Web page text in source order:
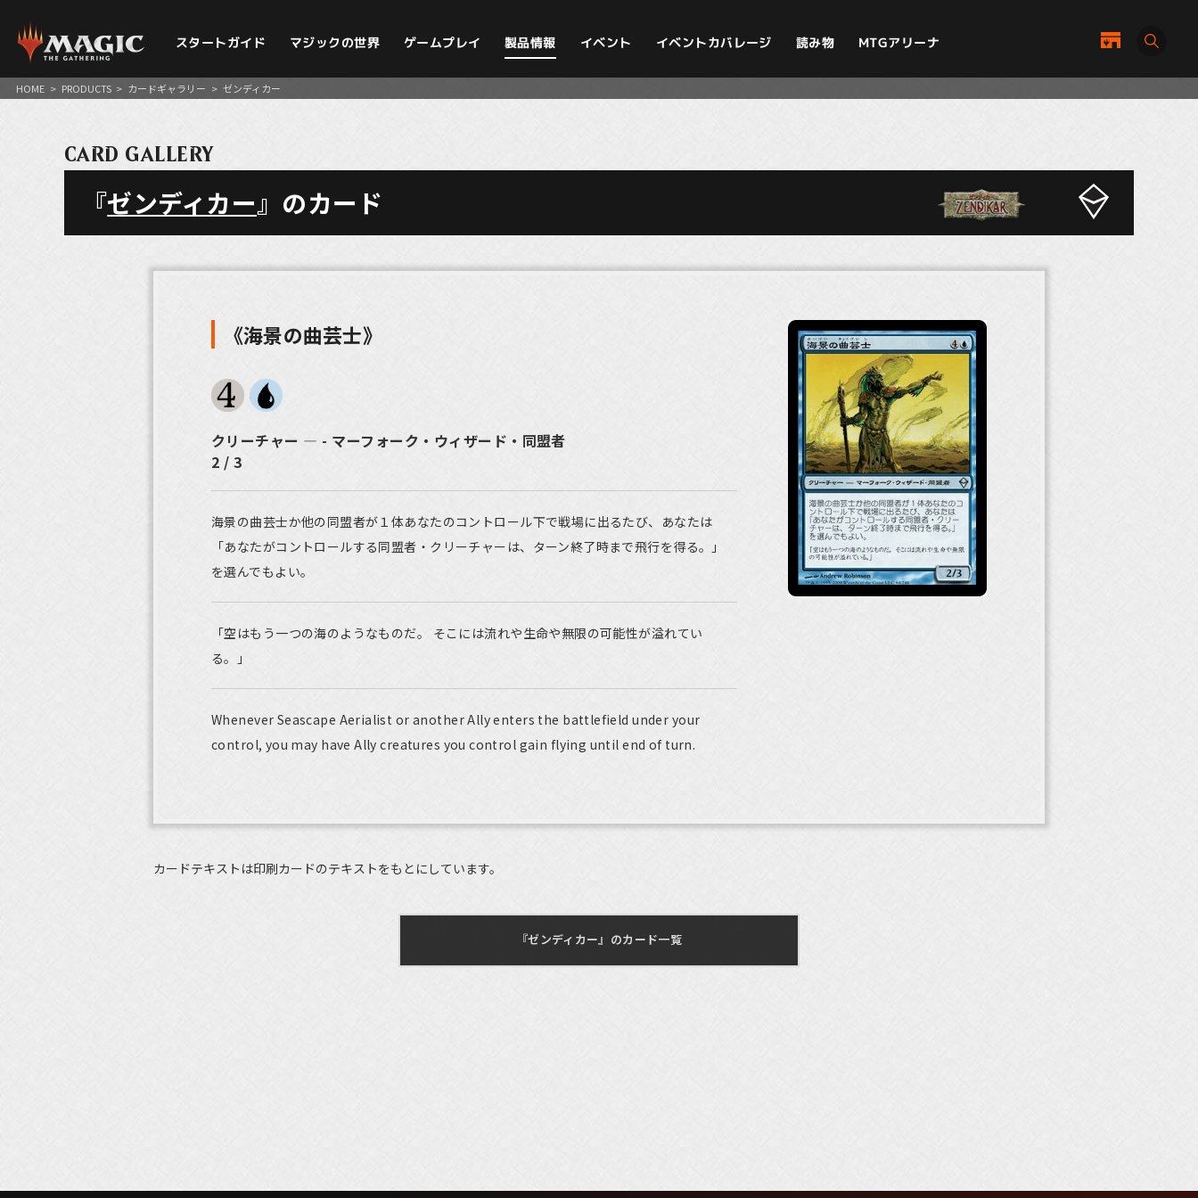
スタートガイド マジックの世界 ゲームプレイ 製品情報 イベント イベントカバレージ 読み物 MTGアリーナ
HOME > PRODUCTS > カードギャラリー > ゼンディカー
CARD GALLERY
『ゼンディカー』のカード
《海景の曲芸士》
クリーチャー ― - マーフォーク・ウィザード・同盟者
2 / 3
海景の曲芸士か他の同盟者が１体あなたのコントロール下で戦場に出るたび、あなたは
「あなたがコントロールする同盟者・クリーチャーは、ターン終了時まで飛行を得る。」
を選んでもよい。
「空はもう一つの海のようなものだ。 そこには流れや生命や無限の可能性が溢れてい
る。」
Whenever Seascape Aerialist or another Ally enters the battlefield under your
control, you may have Ally creatures you control gain flying until end of turn.
カードテキストは印刷カードのテキストをもとにしています。
『ゼンディカー』のカード一覧